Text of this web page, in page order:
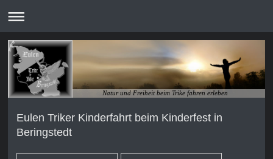
Natur und Freiheit beim Trike fahren erleben
Eulen Triker Kinderfahrt beim Kinderfest in
Beringstedt